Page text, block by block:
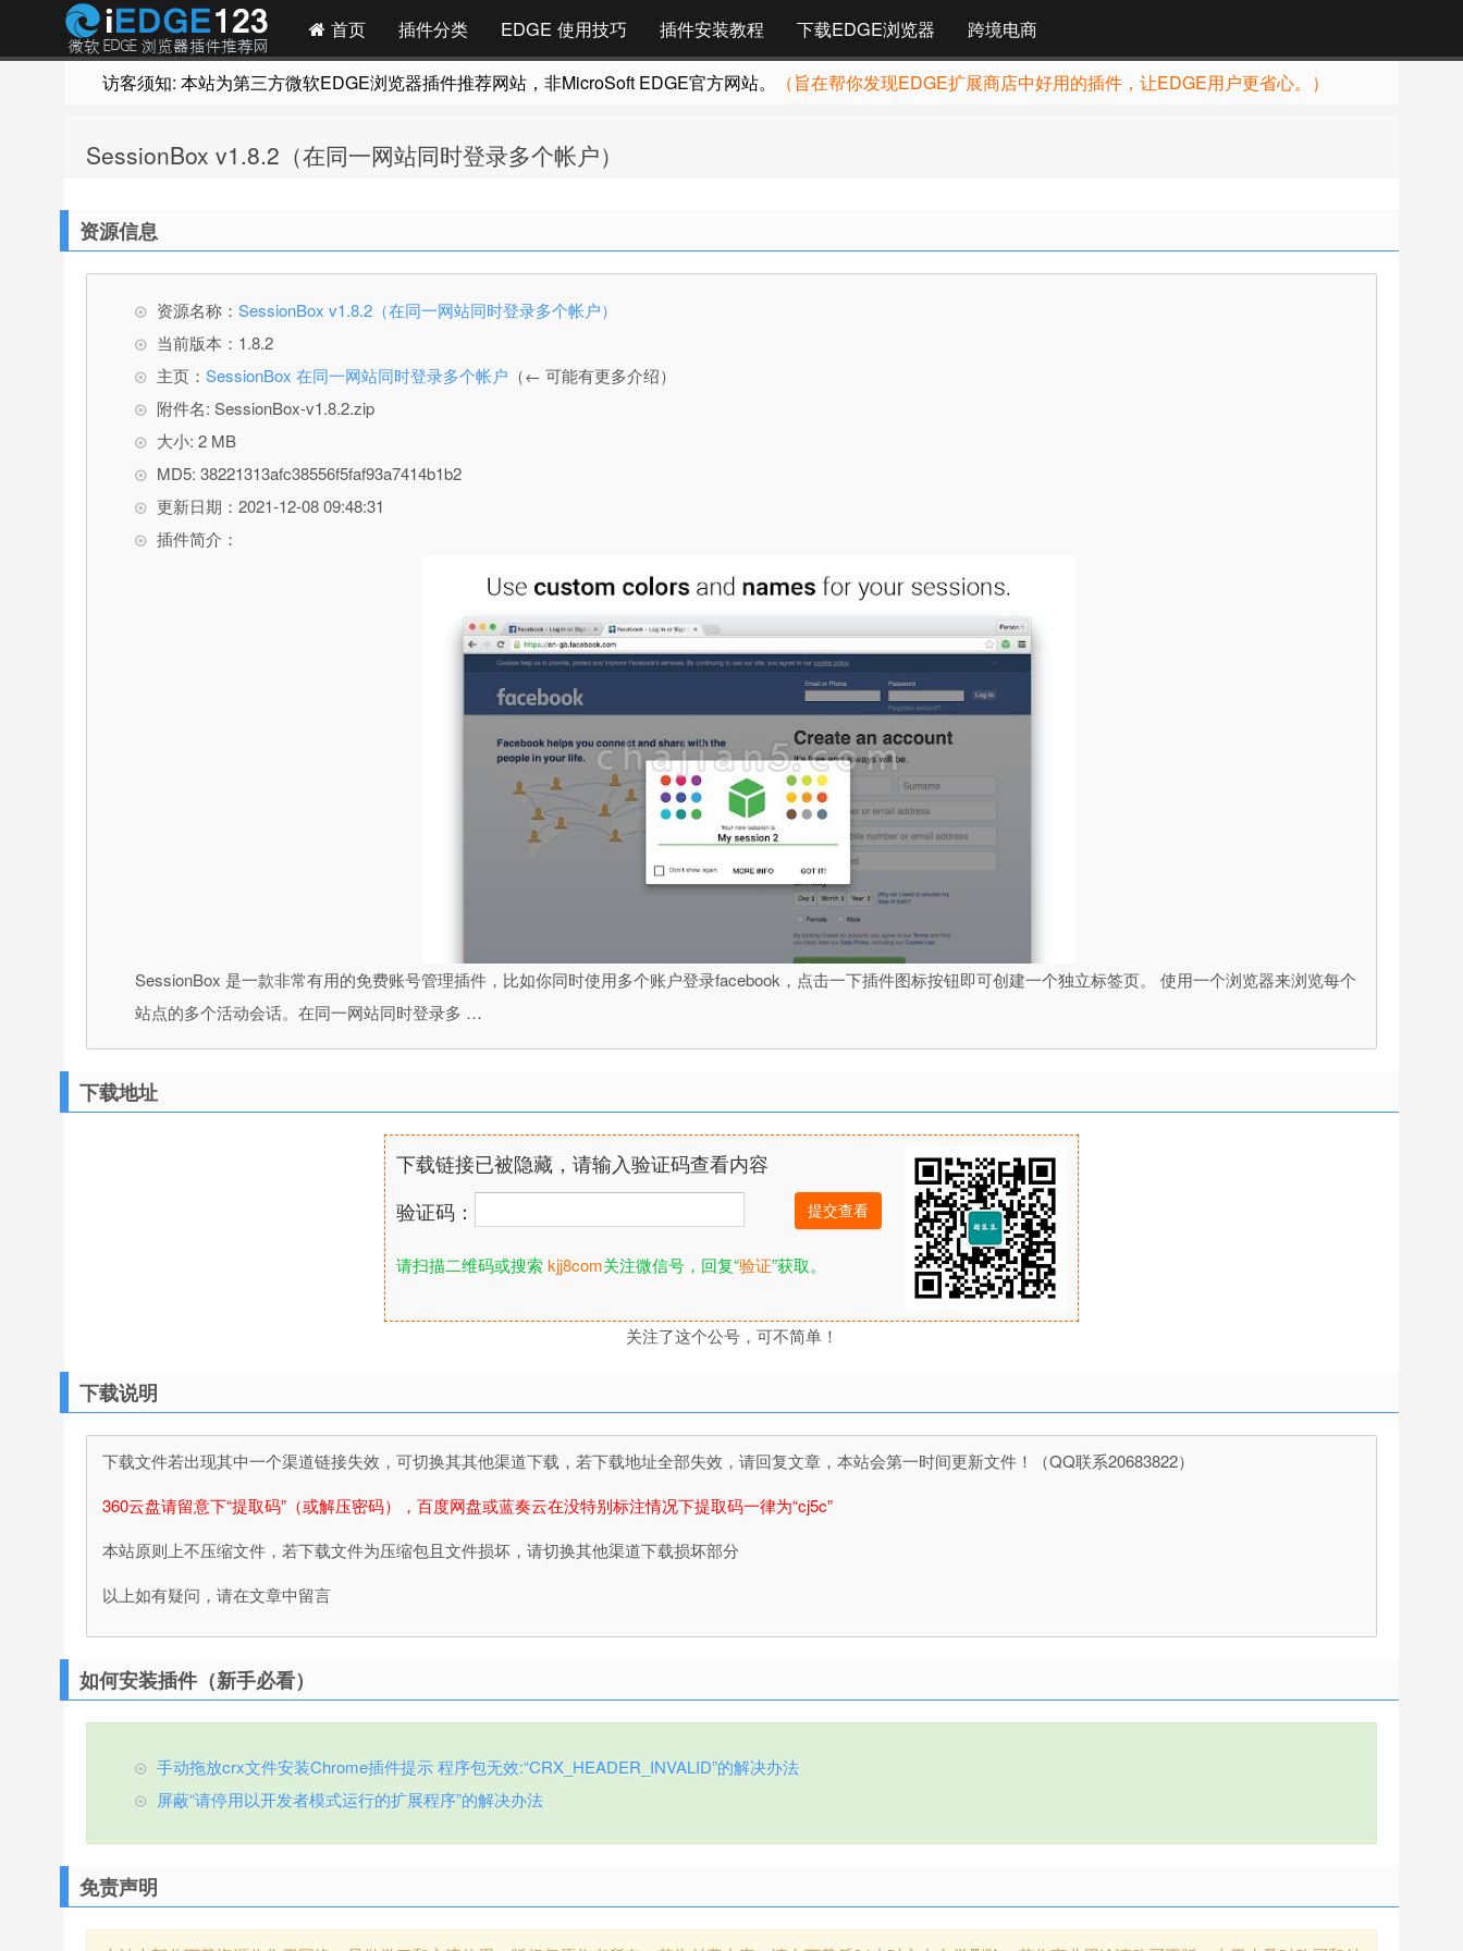
首页 插件分类 EDGE 使用技巧 插件安装教程 下载EDGE浏览器 跨境电商
访客须知: 本站为第三方微软EDGE浏览器插件推荐网站，非MicroSoft EDGE官方网站。 （旨在帮你发现EDGE扩展商店中好用的插件，让EDGE用户更省心。）
SessionBox v1.8.2（在同一网站同时登录多个帐户）
资源信息
资源名称： SessionBox v1.8.2（在同一网站同时登录多个帐户）
当前版本：1.8.2
主页： SessionBox 在同一网站同时登录多个帐户 （← 可能有更多介绍）
附件名: SessionBox-v1.8.2.zip
大小: 2 MB
MD5: 38221313afc38556f5faf93a7414b1b2
更新日期：2021-12-08 09:48:31
插件简介：
SessionBox 是一款非常有用的免费账号管理插件，比如你同时使用多个账户登录facebook，点击一下插件图标按钮即可创建一个独立标签页。 使用一个浏览器来浏览每个
站点的多个活动会话。在同一网站同时登录多 …
下载地址
下载链接已被隐藏，请输入验证码查看内容
验证码：
请扫描二维码或搜索kjj8com关注微信号，回复“验证”获取。
关注了这个公号，可不简单！
下载说明
下载文件若出现其中一个渠道链接失效，可切换其其他渠道下载，若下载地址全部失效，请回复文章，本站会第一时间更新文件！（QQ联系20683822）
360云盘请留意下“提取码”（或解压密码），百度网盘或蓝奏云在没特别标注情况下提取码一律为“cj5c”
本站原则上不压缩文件，若下载文件为压缩包且文件损坏，请切换其他渠道下载损坏部分
以上如有疑问，请在文章中留言
如何安装插件（新手必看）
手动拖放crx文件安装Chrome插件提示 程序包无效:“CRX_HEADER_INVALID”的解决办法
屏蔽“请停用以开发者模式运行的扩展程序”的解决办法
免责声明